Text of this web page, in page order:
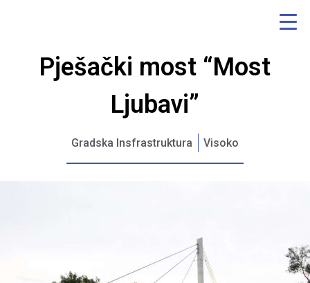
Pješački most “Most
Ljubavi”
Gradska Insfrastruktura Visoko